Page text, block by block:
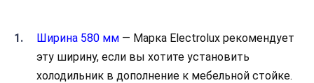
Ширина 580 мм — Марка Electrolux рекомендует
эту ширину, если вы хотите установить
холодильник в дополнение к мебельной стойке.